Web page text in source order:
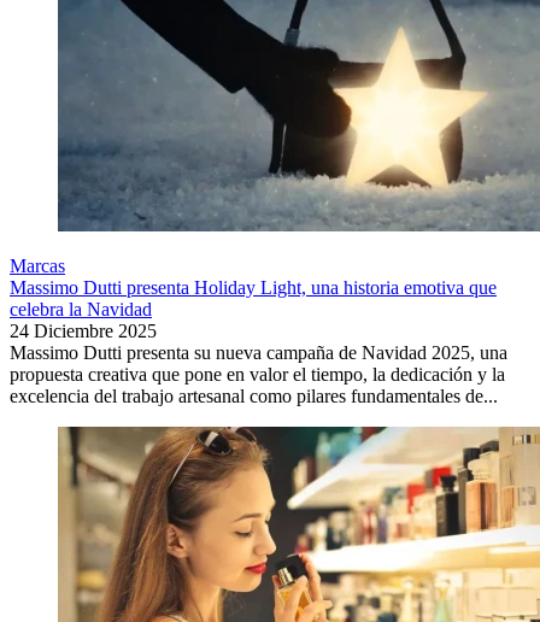
Marcas
Massimo Dutti presenta Holiday Light, una historia emotiva que
celebra la Navidad
24 Diciembre 2025
Massimo Dutti presenta su nueva campaña de Navidad 2025, una
propuesta creativa que pone en valor el tiempo, la dedicación y la
excelencia del trabajo artesanal como pilares fundamentales de...